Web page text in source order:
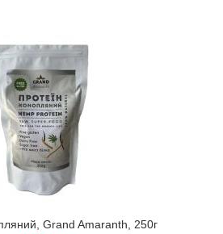
Grand Amaranth, 250г